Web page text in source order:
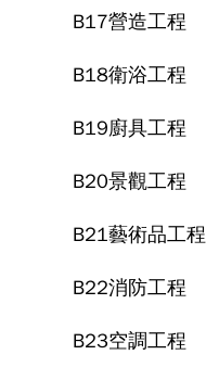
B17營造工程
B18衛浴工程
B19廚具工程
B20景觀工程
B21藝術品工程
B22消防工程
B23空調工程